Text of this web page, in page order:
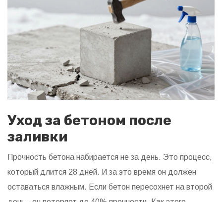
Уход за бетоном после
заливки
Прочность бетона набирается не за день. Это процесс,
который длится 28 дней. И за это время он должен
оставаться влажным. Если бетон пересохнет на второй